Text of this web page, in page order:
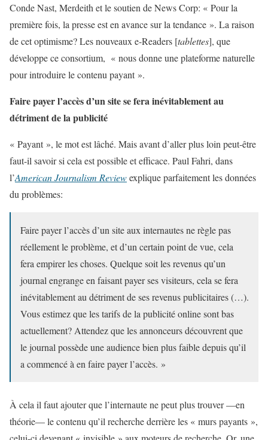
Conde Nast, Merdeith et le soutien de News Corp: « Pour la
première fois, la presse est en avance sur la tendance ». La raison
de cet optimisme? Les nouveaux e-Readers [tablettes], que
développe ce consortium, « nous donne une plateforme naturelle
pour introduire le contenu payant ».
Faire payer l’accès d’un site se fera inévitablement au
détriment de la publicité
« Payant », le mot est lâché. Mais avant d’aller plus loin peut-être
faut-il savoir si cela est possible et efficace. Paul Fahri, dans
l’American Journalism Reviewexplique parfaitement les données
du problèmes:
Faire payer l’accès d’un site aux internautes ne règle pas
réellement le problème, et d’un certain point de vue, cela
fera empirer les choses. Quelque soit les revenus qu’un
journal engrange en faisant payer ses visiteurs, cela se fera
inévitablement au détriment de ses revenus publicitaires (…).
Vous estimez que les tarifs de la publicité online sont bas
actuellement? Attendez que les annonceurs découvrent que
le journal possède une audience bien plus faible depuis qu’il
a commencé à en faire payer l’accès. »
À cela il faut ajouter que l’internaute ne peut plus trouver —en
théorie— le contenu qu’il recherche derrière les « murs payants »,